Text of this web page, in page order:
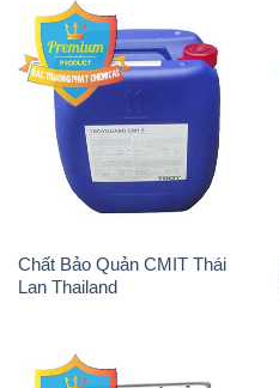
Chất Bảo Quản CMIT Thái
Lan Thailand